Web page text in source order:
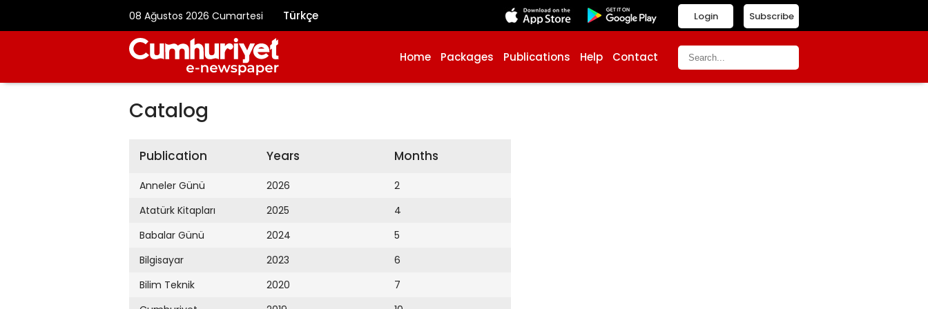
08 Ağustos 2026 Cumartesi Türkçe Subscribe
Login
Home Packages Publications Help Contact
Catalog
Publication
Anneler Günü
Atatürk Kitapları
Babalar Günü
Bilgisayar
Bilim Teknik
Years
2026
2025
2024
2023
2020
Months
2
4
5
6
7